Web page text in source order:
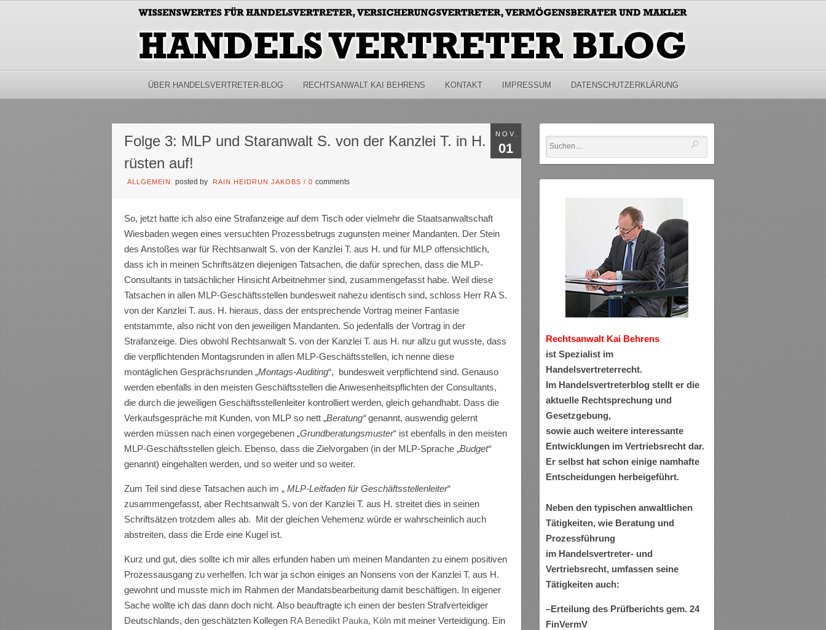
ÜBER HANDELSVERTRETER-BLOG RECHTSANWALT KAI BEHRENS KONTAKT IMPRESSUM DATENSCHUTZERKLÄRUNG
NOV.
01
Folge 3: MLP und Staranwalt S. von der Kanzlei T. in H.
rüsten auf!
ALLGEMEIN posted by RAIN HEIDRUN JAKOBS /0comments
So, jetzt hatte ich also eine Strafanzeige auf dem Tisch oder vielmehr die Staatsanwaltschaft
Wiesbaden wegen eines versuchten Prozessbetrugs zugunsten meiner Mandanten. Der Stein
des Anstoßes war für Rechtsanwalt S. von der Kanzlei T. aus H. und für MLP offensichtlich,
dass ich in meinen Schriftsätzen diejenigen Tatsachen, die dafür sprechen, dass die MLP-
Consultants in tatsächlicher Hinsicht Arbeitnehmer sind, zusammengefasst habe. Weil diese
Tatsachen in allen MLP-Geschäftsstellen bundesweit nahezu identisch sind, schloss Herr RA S.
von der Kanzlei T. aus. H. hieraus, dass der entsprechende Vortrag meiner Fantasie
entstammte, also nicht von den jeweiligen Mandanten. So jedenfalls der Vortrag in der
Strafanzeige. Dies obwohl Rechtsanwalt S. von der Kanzlei T. aus H. nur allzu gut wusste, dass
die verpflichtenden Montagsrunden in allen MLP-Geschäftsstellen, ich nenne diese
montäglichen Gesprächsrunden „Montags-Auditing“, bundesweit verpflichtend sind. Genauso
werden ebenfalls in den meisten Geschäftsstellen die Anwesenheitspflichten der Consultants,
die durch die jeweiligen Geschäftsstellenleiter kontrolliert werden, gleich gehandhabt. Dass die
Verkaufsgespräche mit Kunden, von MLP so nett „Beratung“genannt, auswendig gelernt
werden müssen nach einen vorgegebenen „Grundberatungsmuster“ ist ebenfalls in den meisten
MLP-Geschäftsstellen gleich. Ebenso, dass die Zielvorgaben (in der MLP-Sprache „Budget“
genannt) eingehalten werden, und so weiter und so weiter.
Zum Teil sind diese Tatsachen auch im „MLP-Leitfaden für Geschäftsstellenleiter“
zusammengefasst, aber Rechtsanwalt S. von der Kanzlei T. aus H. streitet dies in seinen
Schriftsätzen trotzdem alles ab. Mit der gleichen Vehemenz würde er wahrscheinlich auch
abstreiten, dass die Erde eine Kugel ist.
Kurz und gut, dies sollte ich mir alles erfunden haben um meinen Mandanten zu einem positiven
Prozessausgang zu verhelfen. Ich war ja schon einiges an Nonsens von der Kanzlei T. aus H.
gewohnt und musste mich im Rahmen der Mandatsbearbeitung damit beschäftigen. In eigener
Sache wollte ich das dann doch nicht. Also beauftragte ich einen der besten Strafverteidiger
Deutschlands, den geschätzten Kollegen RA Benedikt Pauka, Köln mit meiner Verteidigung. Ein
Rechtsanwalt Kai Behrens
ist Spezialist im
Handelsvertreterrecht.
Im Handelsvertreterblog stellt er die
aktuelle Rechtsprechung und
Gesetzgebung,
sowie auch weitere interessante
Entwicklungen im Vertriebsrecht dar.
Er selbst hat schon einige namhafte
Entscheidungen herbeigeführt.
Neben den typischen anwaltlichen
Tätigkeiten, wie Beratung und
Prozessführung
im Handelsvertreter- und
Vertriebsrecht, umfassen seine
Tätigkeiten auch:
–Erteilung des Prüfberichts gem. 24
FinVermV